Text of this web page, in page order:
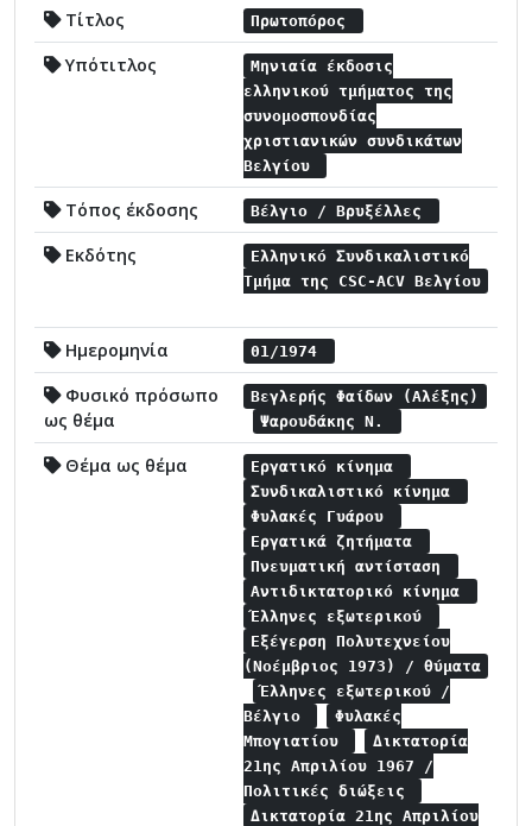
Τίτλος Πρωτοπόρος
Υπότιτλος
Μηνιαία έκδοσις
ελληνικού τμήματος της
συνομοσπονδίας
χριστιανικών συνδικάτων
Βελγίου
Τόπος έκδοσης Βέλγιο / Βρυξέλλες
Εκδότης
Ελληνικό Συνδικαλιστικό
Τμήμα της CSC-ACV Βελγίου
Ημερομηνία 01/1974
Φυσικό πρόσωπο
ως θέμα
Βεγλερής Φαίδων (Αλέξης)
Ψαρουδάκης Ν.
Θέμα ως θέμα
Εργατικό κίνημα
Συνδικαλιστικό κίνημα
Φυλακές Γυάρου
Εργατικά ζητήματα
Πνευματική αντίσταση
Αντιδικτατορικό κίνημα
Έλληνες εξωτερικού
Εξέγερση Πολυτεχνείου
(Νοέμβριος 1973) / θύματα
Έλληνες εξωτερικού /
Βέλγιο
Φυλακές
Μπογιατίου
Δικτατορία
21ης Απριλίου 1967 /
Πολιτικές διώξεις
Δικτατορία 21ης Απριλίου